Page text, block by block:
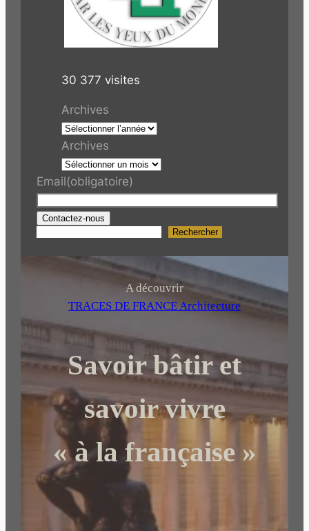
30 377 visites
Archives
Archives
Email(obligatoire)
Contactez-nous
r
h
r
Rechercher
A découvrir
TRACES DE FRANCE Architecture
Savoir bâtir et
savoir vivre
« à la française »